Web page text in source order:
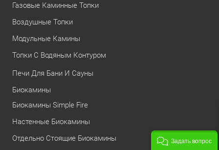
Газовые Каминные Топки
Воздушные Топки
Модульные Камины
Топки С Водяным Контуром
Печи Для Бани И Сауны
Биокамины
Биокамины Simple Fire
Настенные Биокамины
Отдельно Стоящие Биокамины
Задать вопрос